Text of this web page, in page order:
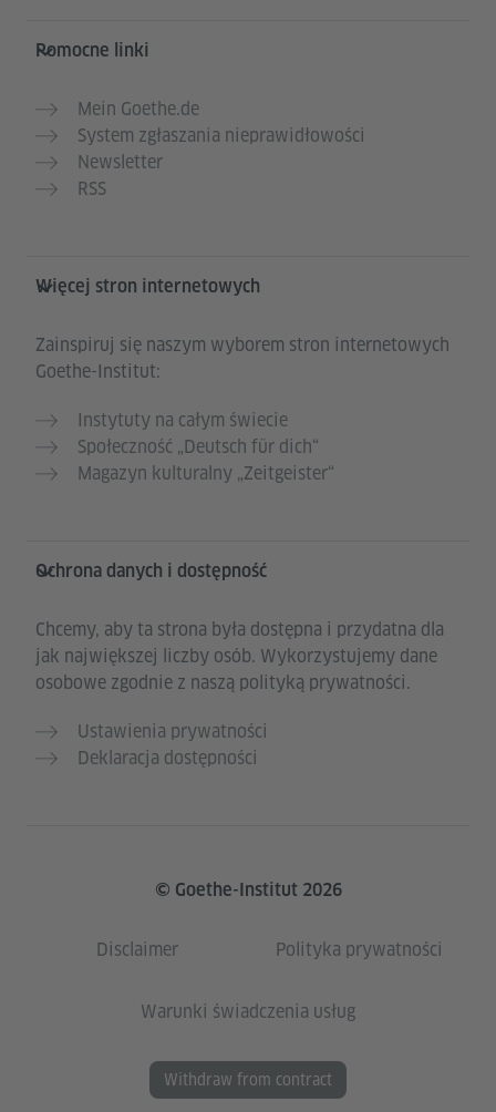
Pomocne linki
Mein Goethe.de
System zgłaszania nieprawidłowości
Newsletter
RSS
Więcej stron internetowych
Zainspiruj się naszym wyborem stron internetowych
Goethe-Institut:
Instytuty na całym świecie
Społeczność „Deutsch für dich“
Magazyn kulturalny „Zeitgeister“
Ochrona danych i dostępność
Chcemy, aby ta strona była dostępna i przydatna dla
jak największej liczby osób. Wykorzystujemy dane
osobowe zgodnie z naszą polityką prywatności.
Ustawienia prywatności
Deklaracja dostępności
© Goethe-Institut 2026
Disclaimer Polityka prywatności
Warunki świadczenia usług
Withdraw from contract